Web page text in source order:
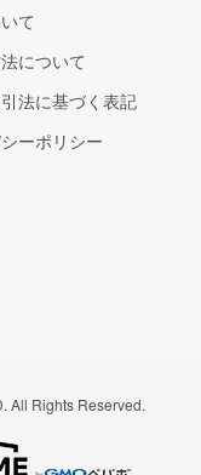
て
について
法に基づく表記
ーポリシー
All Rights Reserved.